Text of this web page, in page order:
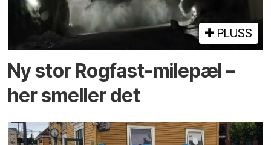
PLUSS
Ny stor Rogfast-milepæl –
her smeller det